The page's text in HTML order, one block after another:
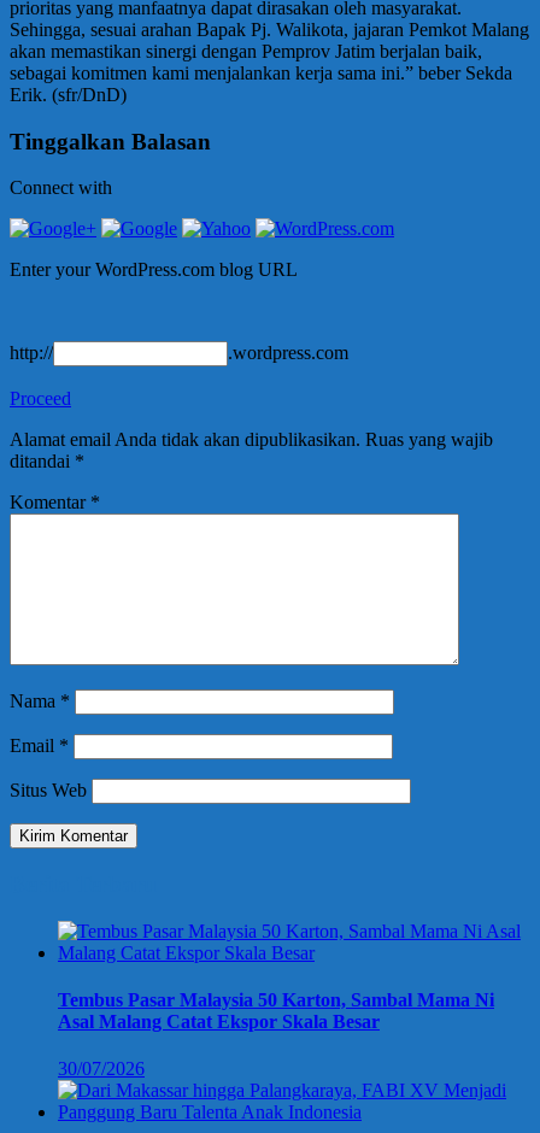
prioritas yang manfaatnya dapat dirasakan oleh masyarakat.
Sehingga, sesuai arahan Bapak Pj. Walikota, jajaran Pemkot Malang
akan memastikan sinergi dengan Pemprov Jatim berjalan baik,
sebagai komitmen kami menjalankan kerja sama ini.” beber Sekda
Erik. (sfr/DnD)
Tinggalkan Balasan
Connect with
Enter your WordPress.com blog URL
http:// .wordpress.com
Proceed
Alamat email Anda tidak akan dipublikasikan. Ruas yang wajib
ditandai *
Komentar *
Nama *
Email *
Situs Web
Tembus Pasar Malaysia 50 Karton, Sambal Mama Ni
Asal Malang Catat Ekspor Skala Besar
30/07/2026